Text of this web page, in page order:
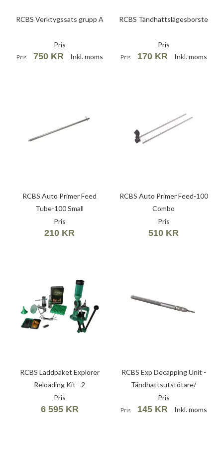
RCBS Verktygssats grupp A
Pris
Pris 750 KR Inkl. moms
RCBS Tändhattslägesborste
Pris
Pris 170 KR Inkl. moms
RCBS Auto Primer Feed
Tube-100 Small
Pris
210 KR
RCBS Auto Primer Feed-100
Combo
Pris
510 KR
RCBS Laddpaket Explorer
Reloading Kit - 2
Pris
6 595 KR
RCBS Exp Decapping Unit -
Tändhattsutstötare/
Kalibreringsstång .375
Pris
Pris 145 KR Inkl. moms